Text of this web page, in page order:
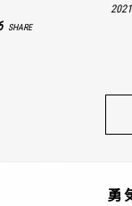
SHARE
勇